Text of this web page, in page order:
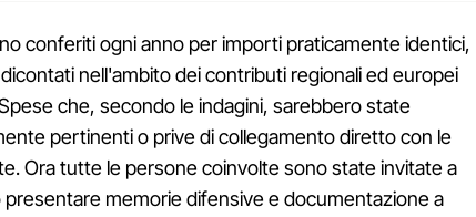
conferiti ogni anno per importi praticamente identici,
nell'ambito dei contributi regionali ed europei
che, secondo le indagini, sarebbero state
pertinenti o prive di collegamento diretto con le
Ora tutte le persone coinvolte sono state invitate a
memorie difensive e documentazione a